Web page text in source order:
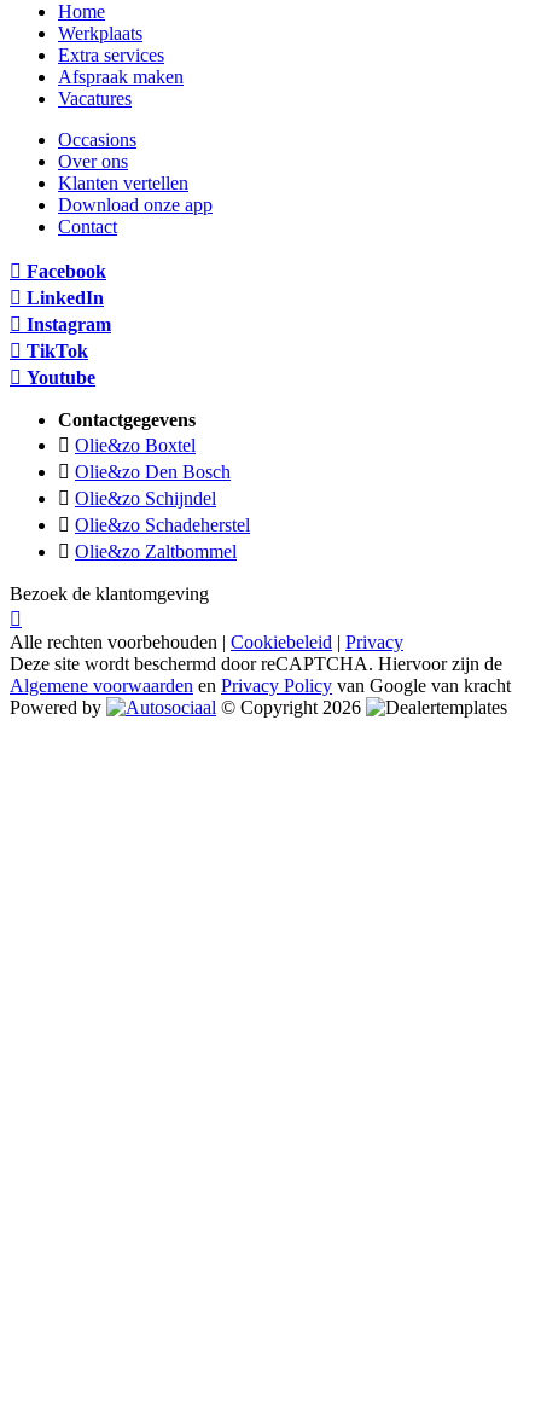
Home
Werkplaats
Extra services
Afspraak maken
Vacatures
Occasions
Over ons
Klanten vertellen
Download onze app
Contact
Facebook
LinkedIn
Instagram
TikTok
Youtube
Contactgegevens
Olie&zo Boxtel
Olie&zo Den Bosch
Olie&zo Schijndel
Olie&zo Schadeherstel
Olie&zo Zaltbommel
Bezoek de klantomgeving
Alle rechten voorbehouden | Cookiebeleid | Privacy
Deze site wordt beschermd door reCAPTCHA. Hiervoor zijn de
Algemene voorwaarden en Privacy Policy van Google van kracht
Powered by
© Copyright 2026